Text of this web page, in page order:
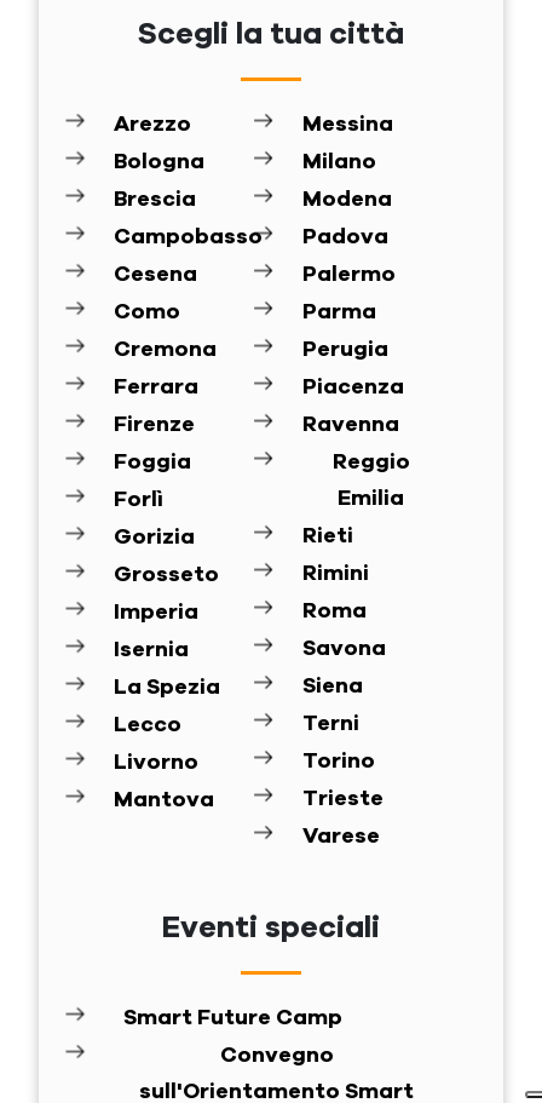
Scegli la tua città
Arezzo
Bologna
Brescia
Campobasso
Cesena
Como
Cremona
Ferrara
Firenze
Foggia
Forlì
Gorizia
Grosseto
Imperia
Isernia
La Spezia
Lecco
Livorno
Mantova
Messina
Milano
Modena
Padova
Palermo
Parma
Perugia
Piacenza
Ravenna
Reggio
Emilia
Rieti
Rimini
Roma
Savona
Siena
Terni
Torino
Trieste
Varese
Eventi speciali
Smart Future Camp
Convegno
sull'Orientamento Smart